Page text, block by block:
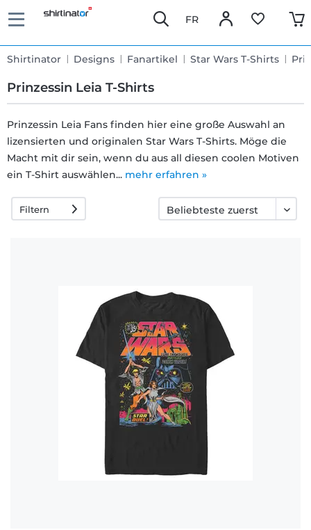
FR
Shirtinator Designs Fanartikel Star Wars T-Shirts
Prinzessin Leia T-Shirts
Schnelle
Lieferung
30 Tage
Prinzessin Leia Fans finden hier eine große Auswahl an
lizensierten und originalen Star Wars T-Shirts. Möge die
Macht mit dir sein, wenn du aus all diesen coolen Motiven
ein T-Shirt auswählen... mehr erfahren »
Filtern